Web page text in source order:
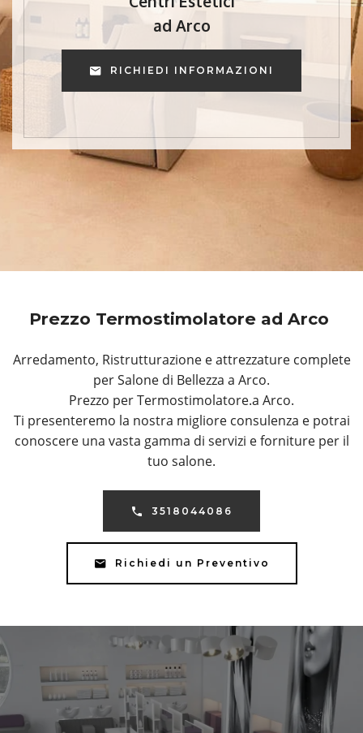
ad Arco
RICHIEDI INFORMAZIONI
Prezzo Termostimolatore ad Arco
Arredamento, Ristrutturazione e attrezzature complete
per Salone di Bellezza a Arco.
Prezzo per Termostimolatore.a Arco.
Ti presenteremo la nostra migliore consulenza e potrai
conoscere una vasta gamma di servizi e forniture per il
tuo salone.
3518044086
Richiedi un Preventivo